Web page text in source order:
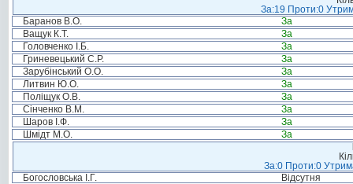
За:19 Проти:0
Баранов В.О.
За
Ващук К.Т.
За
Головченко І.Б.
За
Гриневецький С.Р.
За
Зарубінський О.О.
За
Литвин Ю.О.
За
Поліщук О.В.
За
Сінченко В.М.
За
Шаров І.Ф.
За
Шмідт М.О.
За
За:0 Проти:0
Богословська І.Г.
Відсутня